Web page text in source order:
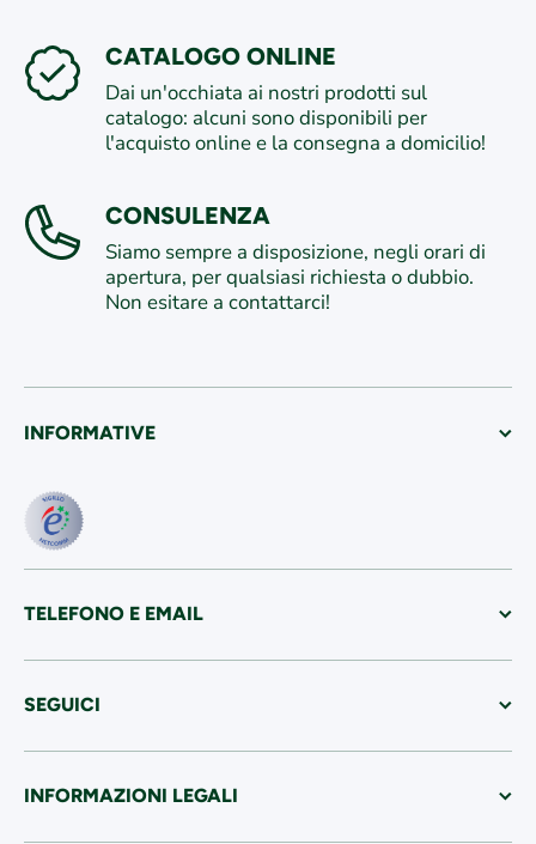
CATALOGO ONLINE
Dai un'occhiata ai nostri prodotti sul
catalogo: alcuni sono disponibili per
l'acquisto online e la consegna a domicilio!
CONSULENZA
Siamo sempre a disposizione, negli orari di
apertura, per qualsiasi richiesta o dubbio.
Non esitare a contattarci!
INFORMATIVE
TELEFONO E EMAIL
SEGUICI
INFORMAZIONI LEGALI